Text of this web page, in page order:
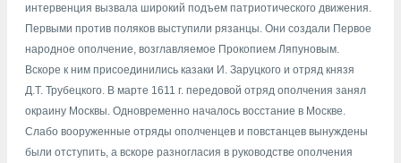
интервенция вызвала широкий подъем патриотического движения.
Первыми против поляков выступили рязанцы. Они создали Первое
народное ополчение, возглавляемое Прокопием Ляпуновым.
Вскоре к ним присоединились казаки И. Заруцкого и отряд князя
Д.Т. Трубецкого. В марте 1611 г. передовой отряд ополчения занял
окраину Москвы. Одновременно началось восстание в Москве.
Слабо вооруженные отряды ополченцев и повстанцев вынуждены
были отступить, а вскоре разногласия в руководстве ополчения